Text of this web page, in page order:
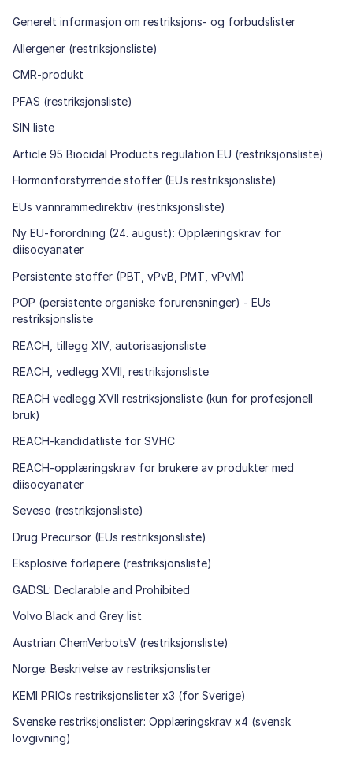
Generelt informasjon om restriksjons- og forbudslister
Allergener (restriksjonsliste)
CMR-produkt
PFAS (restriksjonsliste)
SIN liste
Article 95 Biocidal Products regulation EU (restriksjonsliste)
Hormonforstyrrende stoffer (EUs restriksjonsliste)
EUs vannrammedirektiv (restriksjonsliste)
Ny EU-forordning (24. august): Opplæringskrav for
diisocyanater
Persistente stoffer (PBT, vPvB, PMT, vPvM)
POP (persistente organiske forurensninger) - EUs
restriksjonsliste
REACH, tillegg XIV, autorisasjonsliste
REACH, vedlegg XVII, restriksjonsliste
REACH vedlegg XVII restriksjonsliste (kun for profesjonell
bruk)
REACH-kandidatliste for SVHC
REACH-opplæringskrav for brukere av produkter med
diisocyanater
Seveso (restriksjonsliste)
Drug Precursor (EUs restriksjonsliste)
Eksplosive forløpere (restriksjonsliste)
GADSL: Declarable and Prohibited
Volvo Black and Grey list
Austrian ChemVerbotsV (restriksjonsliste)
Norge: Beskrivelse av restriksjonslister
KEMI PRIOs restriksjonslister x3 (for Sverige)
Svenske restriksjonslister: Opplæringskrav x4 (svensk
lovgivning)